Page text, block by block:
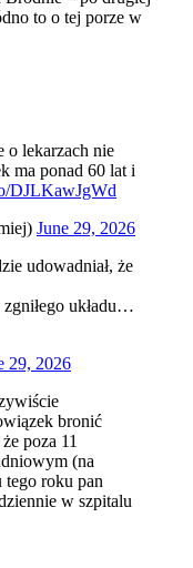
to o tej porze w
o lekarzach nie
ma ponad 60 lat i
DJLKawJgWd
June 29, 2026
udowadniał, że
układu…
29, 2026
bronić
poza 11
(na
roku pan
w szpitalu